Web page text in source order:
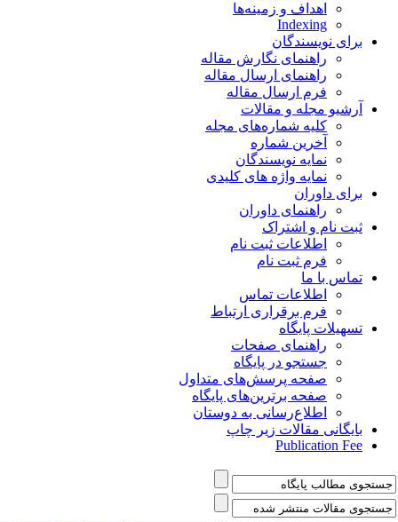
اهداف و زمینه‌ها
Indexing
برای نویسندگان
راهنمای نگارش مقاله
راهنمای ارسال مقاله
فرم ارسال مقاله
آرشیو مجله و مقالات
کلیه شماره‌های مجله
آخرین شماره
نمایه نویسندگان
نمایه واژه های کلیدی
برای داوران
راهنمای داوران
ثبت نام و اشتراک
اطلاعات ثبت نام
فرم ثبت نام
تماس با ما
اطلاعات تماس
فرم برقراری ارتباط
تسهیلات پایگاه
راهنمای صفحات
جستجو در پایگاه
صفحه پرسش‌های متداول
صفحه برترین‌های پایگاه
اطلاع‌رسانی به دوستان
بایگانی مقالات زیر چاپ
Publication Fee